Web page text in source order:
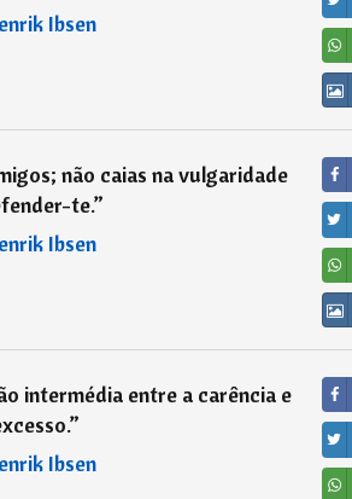
Ibsen
não caias na vulgaridade
te.”
Ibsen
intermédia entre a carência e
”
Ibsen